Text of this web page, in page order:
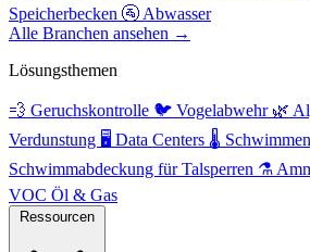
Speicherbecken 🚰 Abwasser
Alle Branchen ansehen →
Lösungsthemen
💨 Geruchskontrolle 🐦 Vogelabwehr 🌿
Verdunstung 🖥️ Data Centers 🌡️
Schwimmabdeckung für Talsperren ⚗️
VOC Öl & Gas